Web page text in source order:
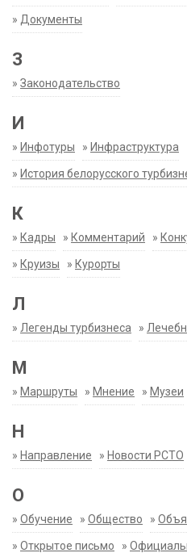
» Документы
З
» Законодательство
И
» Инфотуры » Инфраструктура
» История белорусского
К
» Кадры » Комментарий »
» Круизы » Курорты
Л
» Легенды турбизнеса »
М
» Маршруты » Мнение » Музеи
Н
» Направление » Новости РСТО
О
» Обучение » Общество »
» Открытое письмо »